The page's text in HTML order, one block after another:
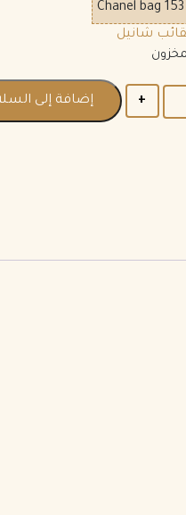
Chanel bag 153
شانيل
إضافة إلى